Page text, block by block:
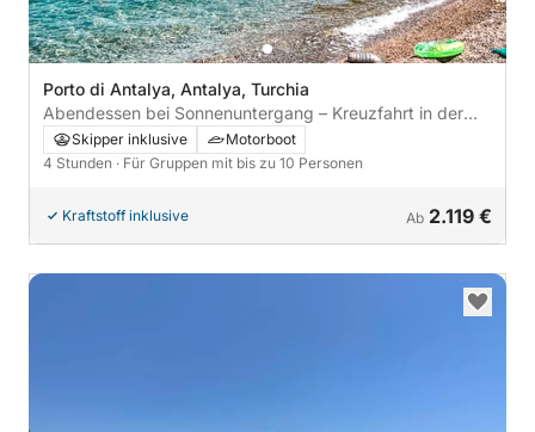
Porto di Antalya, Antalya, Turchia
Abendessen bei Sonnenuntergang – Kreuzfahrt in der
Goldenen Stunde
Skipper inklusive
Motorboot
4 Stunden · Für Gruppen mit bis zu 10 Personen
Kraftstoff inklusive Ab 2.119 €